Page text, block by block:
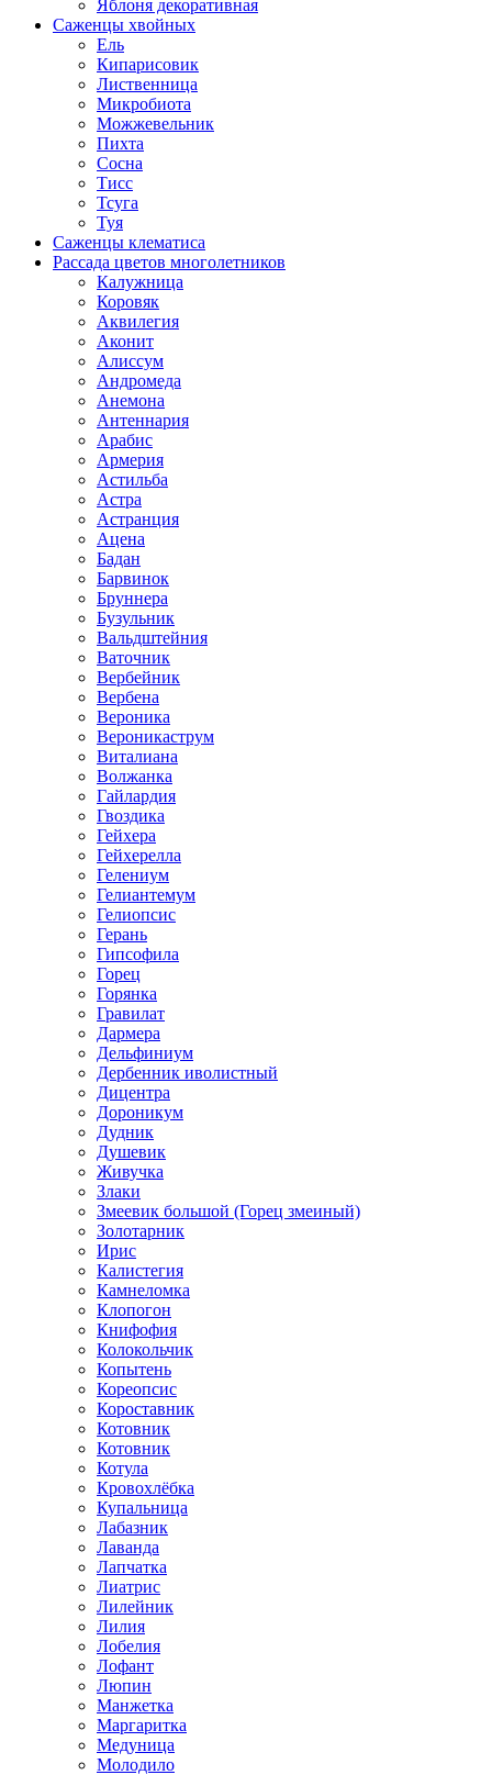
Яблоня декоративная
Саженцы хвойных
Ель
Кипарисовик
Лиственница
Микробиота
Можжевельник
Пихта
Сосна
Тисс
Тсуга
Туя
Саженцы клематиса
Рассада цветов многолетников
Калужница
Коровяк
Аквилегия
Аконит
Алиссум
Андромеда
Анемона
Антеннария
Арабис
Армерия
Астильба
Астра
Астранция
Ацена
Бадан
Барвинок
Бруннера
Бузульник
Вальдштейния
Ваточник
Вербейник
Вербена
Вероника
Вероникаструм
Виталиана
Волжанка
Гайлардия
Гвоздика
Гейхера
Гейхерелла
Гелениум
Гелиантемум
Гелиопсис
Герань
Гипсофила
Горец
Горянка
Гравилат
Дармера
Дельфиниум
Дербенник иволистный
Дицентра
Дороникум
Дудник
Душевик
Живучка
Злаки
Змеевик большой (Горец змеиный)
Золотарник
Ирис
Калистегия
Камнеломка
Клопогон
Книфофия
Колокольчик
Копытень
Кореопсис
Короставник
Котовник
Котовник
Котула
Кровохлёбка
Купальница
Лабазник
Лаванда
Лапчатка
Лиатрис
Лилейник
Лилия
Лобелия
Лофант
Люпин
Манжетка
Маргаритка
Медуница
Молодило